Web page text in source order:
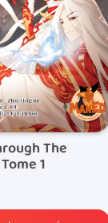
The
1